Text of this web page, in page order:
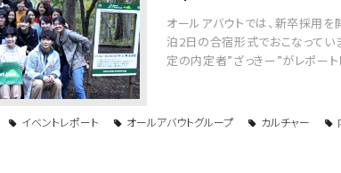
オールアバウトでは、新卒採用
泊2日の合宿形式でおこなってい
定の内定者”ざっきー”がレポート
イベントレポート オールアバウトグループ カルチャー